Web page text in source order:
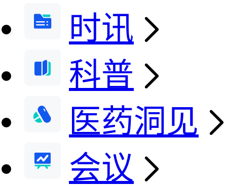
时讯
科普
医药洞见
会议